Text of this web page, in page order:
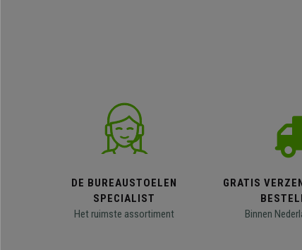
DE BUREAUSTOELEN
SPECIALIST
Het ruimste assortiment
GRATIS
Binnen